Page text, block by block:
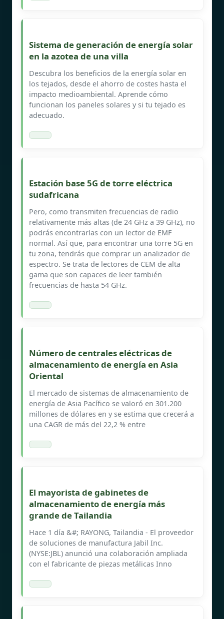
Sistema de generación de energía solar
en la azotea de una villa
Descubra los beneficios de la energía solar en
los tejados, desde el ahorro de costes hasta el
impacto medioambiental. Aprende cómo
funcionan los paneles solares y si tu tejado es
adecuado.
Estación base 5G de torre eléctrica
sudafricana
Pero, como transmiten frecuencias de radio
relativamente más altas (de 24 GHz a 39 GHz), no
podrás encontrarlas con un lector de EMF
normal. Así que, para encontrar una torre 5G en
tu zona, tendrás que comprar un analizador de
espectro. Se trata de lectores de CEM de alta
gama que son capaces de leer también
frecuencias de hasta 54 GHz.
Número de centrales eléctricas de
almacenamiento de energía en Asia
Oriental
El mercado de sistemas de almacenamiento de
energía de Asia Pacífico se valoró en 301.200
millones de dólares en y se estima que crecerá a
una CAGR de más del 22,2 % entre
El mayorista de gabinetes de
almacenamiento de energía más
grande de Tailandia
Hace 1 día &#; RAYONG, Tailandia - El proveedor
de soluciones de manufactura Jabil Inc.
(NYSE:JBL) anunció una colaboración ampliada
con el fabricante de piezas metálicas Inno